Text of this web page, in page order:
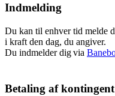
Indmelding
Du kan til enhver tid melde
i kraft den dag, du angiver.
Du indmelder dig via
Betaling af kontingent